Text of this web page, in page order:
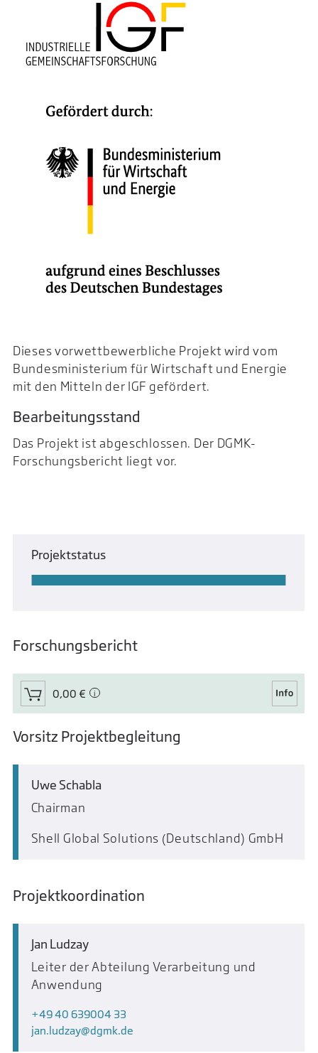
Dieses vorwettbewerbliche Projekt wird vom
Bundesministerium für Wirtschaft und Energie
mit den Mitteln der IGF gefördert.
Bearbeitungsstand
Das Projekt ist abgeschlossen. Der DGMK-
Forschungsbericht liegt vor.
Projektstatus
Forschungsbericht
0,00 €
Vorsitz Projektbegleitung
Uwe Schabla
Chairman
Shell Global Solutions (Deutschland) GmbH
Projektkoordination
Jan Ludzay
Leiter der Abteilung Verarbeitung und
Anwendung
+49 40 639004 33
jan.ludzay
dgmk.de